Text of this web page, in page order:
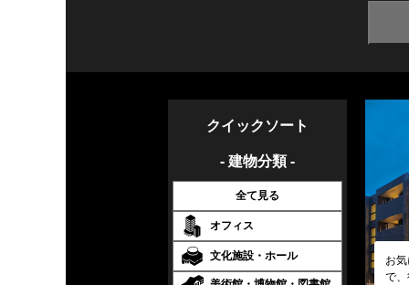
クイックソート
- 建物分類 -
全て見る
オフィス
文化施設・ホール
お
で